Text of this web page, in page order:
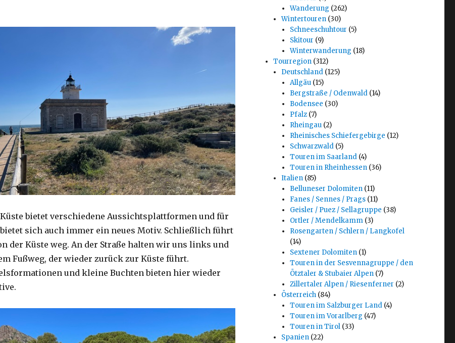
Küste bietet verschiedene Aussichtsplattformen und für
sich auch immer ein neues Motiv. Schließlich führt
der Küste weg. An der Straße halten wir uns links und
Fußweg, der wieder zurück zur Küste führt.
und kleine Buchten bieten hier wieder
Wanderung (262)
Wintertouren (30)
Schneeschuhtour (5)
Skitour (9)
Winterwanderung (18)
Tourregion (312)
Deutschland (125)
Allgäu(15)
Bergstraße / Odenwald(14)
Bodensee (30)
Pfalz(7)
Rheingau(2)
Rheinisches Schiefergebirge (12)
Schwarzwald(5)
Touren im Saarland(4)
Touren in Rheinhessen(36)
Italien (85)
Belluneser Dolomiten(11)
Fanes / Sennes / Prags(11)
Geisler / Puez / Sellagruppe (38)
Ortler / Mendelkamm(3)
Rosengarten / Schlern / Langkofel
(14)
Sextener Dolomiten(1)
Touren in der Sesvennagruppe / den
Ötztaler & Stubaier Alpen(7)
Zillertaler Alpen / Riesenferner (2)
Österreich (84)
Touren im Salzburger Land(4)
Touren im Vorarlberg (47)
Touren in Tirol(33)
Spanien (22)